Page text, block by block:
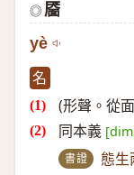
◎ 靥
yè
名
(形聲。從
同本義
書證 態生